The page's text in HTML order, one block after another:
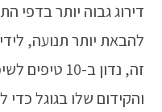
דירוג גבוה יותר בדפי
להבאת יותר תנועה,
והקידום שלו בגוגל